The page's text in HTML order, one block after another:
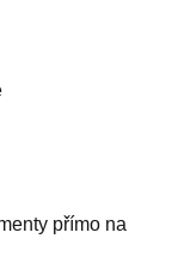
přímo na